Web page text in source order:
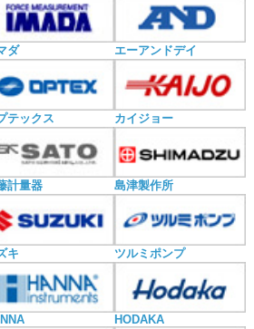
ダ エーアンドデイ
テックス カイジョー
計量器 島津製作所
キ ツルミポンプ
HODAKA